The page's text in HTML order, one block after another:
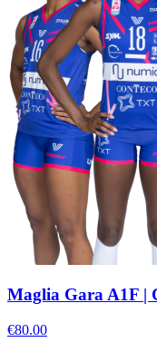
Maglia Gara A1F |
€80.00